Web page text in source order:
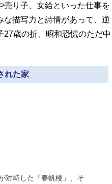
り子、女給といった仕事を
描写力と詩情があって、逆
歳の折、昭和恐慌のただ中
れた家
対峙した「春帆楼」、そ